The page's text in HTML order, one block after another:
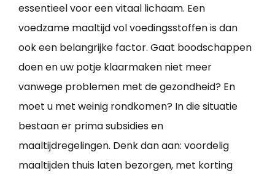
essentieel voor een vitaal lichaam. Een
voedzame maaltijd vol voedingsstoffen is dan
ook een belangrijke factor. Gaat boodschappen
doen en uw potje klaarmaken niet meer
vanwege problemen met de gezondheid? En
moet u met weinig rondkomen? In die situatie
bestaan er prima subsidies en
maaltijdregelingen. Denk dan aan: voordelig
maaltijden thuis laten bezorgen, met korting